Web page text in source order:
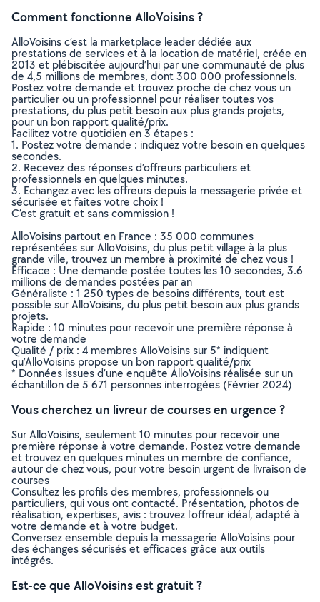
Comment fonctionne AlloVoisins ?
AlloVoisins c’est la marketplace leader dédiée aux
prestations de services et à la location de matériel, créée en
2013 et plébiscitée aujourd’hui par une communauté de plus
de 4,5 millions de membres, dont 300 000 professionnels.
Postez votre demande et trouvez proche de chez vous un
particulier ou un professionnel pour réaliser toutes vos
prestations, du plus petit besoin aux plus grands projets,
pour un bon rapport qualité/prix.
Facilitez votre quotidien en 3 étapes :
1. Postez votre demande : indiquez votre besoin en quelques
secondes.
2. Recevez des réponses d’offreurs particuliers et
professionnels en quelques minutes.
3. Echangez avec les offreurs depuis la messagerie privée et
sécurisée et faites votre choix !
C’est gratuit et sans commission !
AlloVoisins partout en France : 35 000 communes
représentées sur AlloVoisins, du plus petit village à la plus
grande ville, trouvez un membre à proximité de chez vous !
Efficace : Une demande postée toutes les 10 secondes, 3.6
millions de demandes postées par an
Généraliste : 1 250 types de besoins différents, tout est
possible sur AlloVoisins, du plus petit besoin aux plus grands
projets.
Rapide : 10 minutes pour recevoir une première réponse à
votre demande
Qualité / prix : 4 membres AlloVoisins sur 5* indiquent
qu’AlloVoisins propose un bon rapport qualité/prix
* Données issues d’une enquête AlloVoisins réalisée sur un
échantillon de 5 671 personnes interrogées (Février 2024)
Vous cherchez un livreur de courses en urgence ?
Sur AlloVoisins, seulement 10 minutes pour recevoir une
première réponse à votre demande. Postez votre demande
et trouvez en quelques minutes un membre de confiance,
autour de chez vous, pour votre besoin urgent de livraison de
courses
Consultez les profils des membres, professionnels ou
particuliers, qui vous ont contacté. Présentation, photos de
réalisation, expertises, avis : trouvez l'offreur idéal, adapté à
votre demande et à votre budget.
Conversez ensemble depuis la messagerie AlloVoisins pour
des échanges sécurisés et efficaces grâce aux outils
intégrés.
Est-ce que AlloVoisins est gratuit ?